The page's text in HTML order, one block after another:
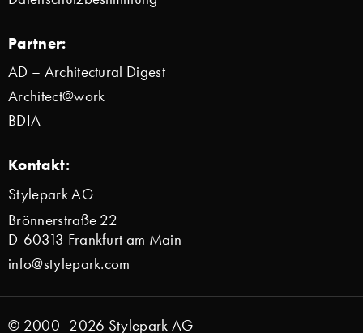
Partner:
AD – Architectural Digest
Architect@work
BDIA
Kontakt:
Stylepark AG
Brönnerstraße 22
D-60313 Frankfurt am Main
info@stylepark.com
© 2000–2026 Stylepark AG